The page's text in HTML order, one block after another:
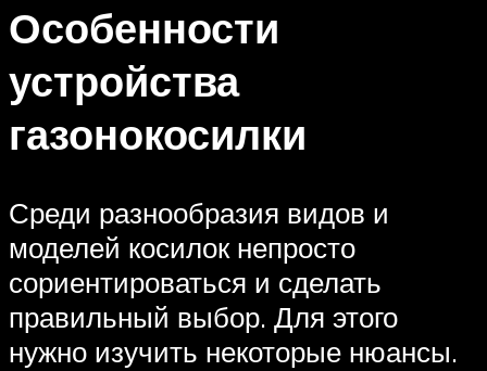
Особенности
устройства
газонокосилки
Среди разнообразия видов и
моделей косилок непросто
сориентироваться и сделать
правильный выбор. Для этого
нужно изучить некоторые нюансы.